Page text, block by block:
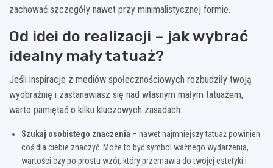
zachować szczegóły nawet przy minimalistycznej formie.
Od idei do realizacji – jak wybrać
idealny mały tatuaż?
Jeśli inspiracje z mediów społecznościowych rozbudziły twoją
wyobraźnię i zastanawiasz się nad własnym małym tatuażem,
warto pamiętać o kilku kluczowych zasadach:
Szukaj osobistego znaczenia – nawet najmniejszy tatuaż powinien
coś dla ciebie znaczyć. Może to być symbol ważnego wydarzenia,
wartości czy po prostu wzór, który przemawia do twojej estetyki i